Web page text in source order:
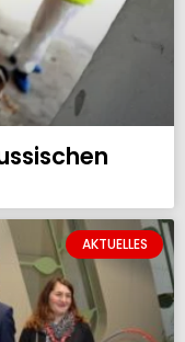
AKTUELLES